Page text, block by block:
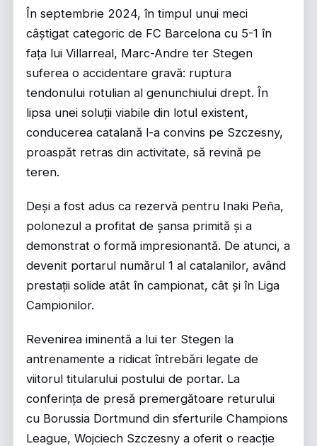
În septembrie 2024, în timpul unui meci
câștigat categoric de FC Barcelona cu 5-1 în
fața lui Villarreal, Marc-Andre ter Stegen
suferea o accidentare gravă: ruptura
tendonului rotulian al genunchiului drept. În
lipsa unei soluții viabile din lotul existent,
conducerea catalană l-a convins pe Szczesny,
proaspăt retras din activitate, să revină pe
teren.
Deși a fost adus ca rezervă pentru Inaki Peña,
polonezul a profitat de șansa primită și a
demonstrat o formă impresionantă. De atunci, a
devenit portarul numărul 1 al catalanilor, având
prestații solide atât în campionat, cât și în Liga
Campionilor.
Revenirea iminentă a lui ter Stegen la
antrenamente a ridicat întrebări legate de
viitorul titularului postului de portar. La
conferința de presă premergătoare returului
cu Borussia Dortmund din sferturile Champions
League, Wojciech Szczesny a oferit o reacție